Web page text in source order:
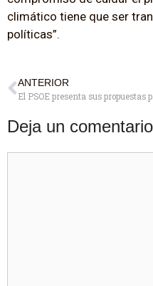
climático tiene que ser
políticas”.
ANTERIOR
Deja un comentario